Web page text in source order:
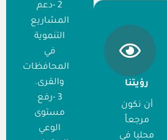
رؤيتنا
أن نكون
مرجعاً
محليا في
2 -دعم
المشاريع
التنموية
في
المحافظات
والقرى.
3 -رفع
مستوى
الوعي